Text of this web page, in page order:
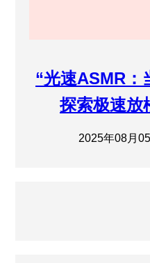
“光速ASMR：
探索极速放
2025年08月